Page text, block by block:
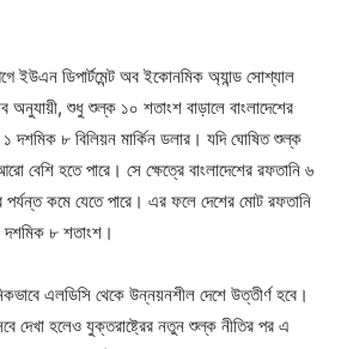
ইউএন ডিপার্টমেন্ট অব ইকোনমিক অ্যান্ড সোশ্যাল
অনুযায়ী, শুধু শুল্ক ১০ শতাংশ বাড়ালে বাংলাদেশের
দশমিক ৮ বিলিয়ন মার্কিন ডলার। যদি ঘোষিত শুল্ক
বেশি হতে পারে। সে ক্ষেত্রে বাংলাদেশের রফতানি ৬
পর্যন্ত কমে যেতে পারে। এর ফলে দেশের মোট রফতানি
দশমিক ৮ শতাংশ।
এলডিসি থেকে উন্নয়নশীল দেশে উত্তীর্ণ হবে।
দেখা হলেও যুক্তরাষ্ট্রের নতুন শুল্ক নীতির পর এ